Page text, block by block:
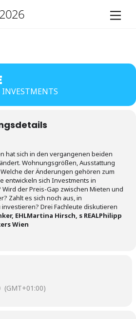
hat sich in den vergangenen beiden
Wohnungsgrößen, Ausstattung
der Änderungen gehören zum
entwickeln sich Investments in
der Preis-Gap zwischen Mieten und
Zahlt es sich noch aus, in
Drei Fachleute diskutieren
EHLMartina Hirsch, s REALPhilipp
Wien
(GMT+01:00)